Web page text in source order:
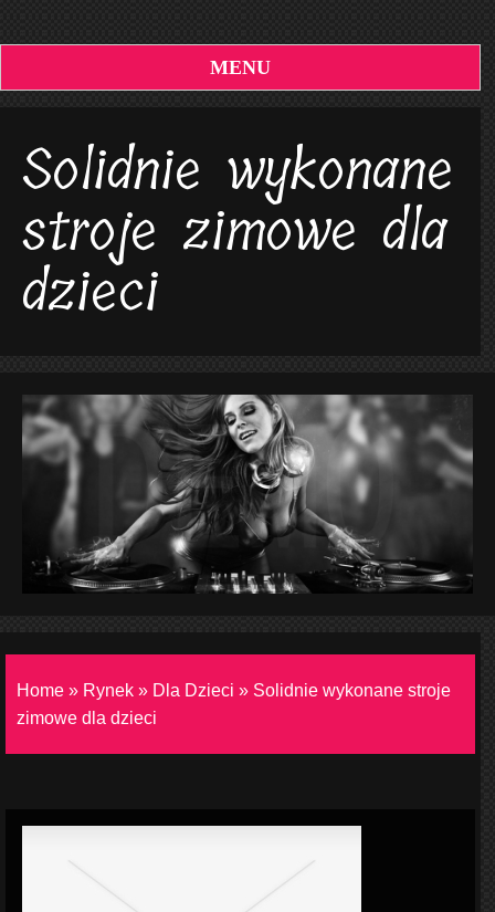
MENU
Solidnie wykonane
stroje zimowe dla
dzieci
Home » Rynek » Dla Dzieci » Solidnie wykonane stroje
zimowe dla dzieci